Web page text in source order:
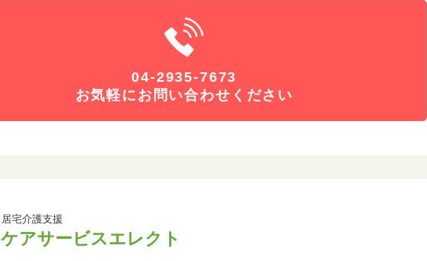
04-2935-7673
お気軽にお問い合わせください
居宅介護支援
ケアサービスエレクト